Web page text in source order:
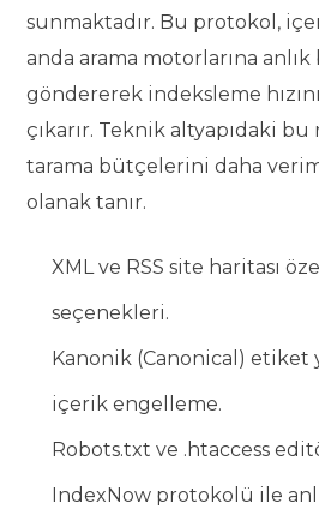
sunmaktadır. Bu protokol,
anda arama motorlarına
göndererek indeksleme
çıkarır. Teknik altyapıdaki
tarama bütçelerini daha
olanak tanır.
XML ve RSS site haritası
seçenekleri.
Kanonik (Canonical) etiket
içerik engelleme.
Robots.txt ve .htaccess
IndexNow protokolü ile